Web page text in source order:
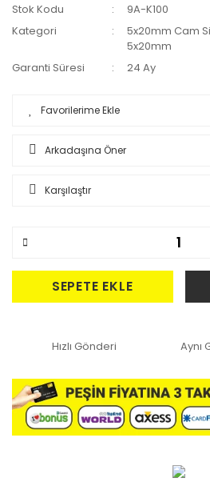
Stok Kodu
9A-K100
Kategori
5x20mm Cam
5x20mm
Garanti Süresi
24 Ay
Arkadaşına Öner
Karşılaştır
SEPETE EKLE
Hızlı Gönderi Aynı